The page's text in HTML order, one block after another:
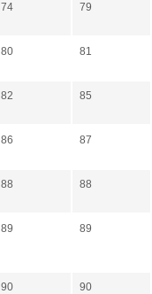
74 79
80 81
82 85
86 87
88 88
89 89
90 90